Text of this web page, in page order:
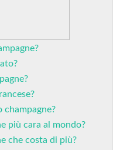
champagne?
più cara al mondo?
che costa di più?